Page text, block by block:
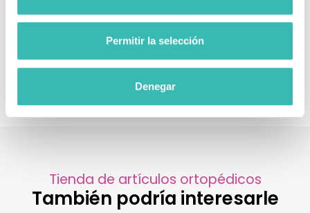
Permitir la selección
Denegar
Descubre más sobre movilidad, accesorios y
ruedas plegables
Tienda de artículos ortopédicos
También podría interesarle